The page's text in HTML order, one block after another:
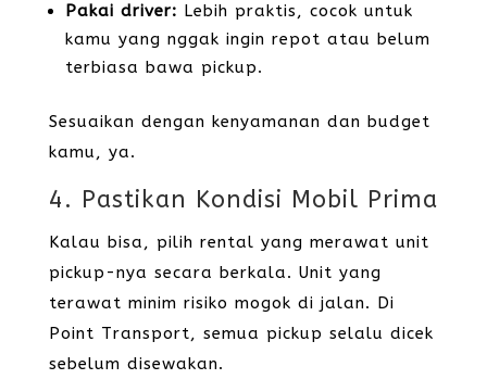
Pakai driver: Lebih praktis, cocok untuk
kamu yang nggak ingin repot atau belum
terbiasa bawa pickup.
Sesuaikan dengan kenyamanan dan budget
kamu, ya.
4. Pastikan Kondisi Mobil Prima
Kalau bisa, pilih rental yang merawat unit
pickup-nya secara berkala. Unit yang
terawat minim risiko mogok di jalan. Di
Point Transport, semua pickup selalu dicek
sebelum disewakan.